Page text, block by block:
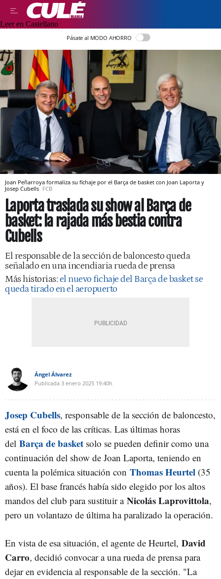
Leer en Castellano
Pásate al MODO AHORRO
Joan Peñarroya formaliza su fichaje por el Barça de basket con Joan Laporta y
Josep Cubells FCB
Laporta traslada su show al Barça de
basket: la rajada más bestia contra
Cubells
El responsable de la sección de baloncesto queda
señalado en una incendiaria rueda de prensa
Más historias:el nuevo fichaje del Barça de basket se
queda tirado en el aeropuerto
Ángel Álvarez
Publicada 3 enero 2025 19:40h
Josep Cubells, responsable de la sección de baloncesto,
está en el foco de las críticas. Las últimas horas
del Barça de basket solo se pueden definir como una
continuación del show de Joan Laporta, teniendo en
cuenta la polémica situación con Thomas Heurtel (35
años). El base francés había sido elegido por los altos
mandos del club para sustituir a Nicolás Laprovittola,
pero un volantazo de última ha paralizado la operación.
En vista de esa situación, el agente de Heurtel, David
Carro, decidió convocar a una rueda de prensa para
dejar en evidencia al responsable de la sección. "La